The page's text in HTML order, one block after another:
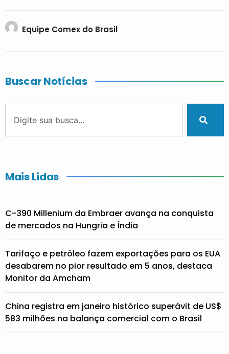
Equipe Comex do Brasil
Buscar Notícias
Mais Lidas
C-390 Millenium da Embraer avança na conquista
de mercados na Hungria e Índia
Tarifaço e petróleo fazem exportações para os EUA
desabarem no pior resultado em 5 anos, destaca
Monitor da Amcham
China registra em janeiro histórico superávit de US$
583 milhões na balança comercial com o Brasil